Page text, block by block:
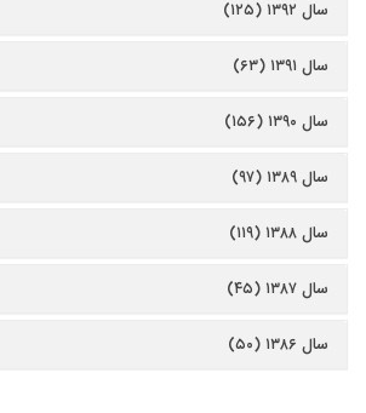
سال ۱۳۹۲ (۱۲۵)
سال ۱۳۹۱ (۶۳)
سال ۱۳۹۰ (۱۵۶)
سال ۱۳۸۹ (۹۷)
سال ۱۳۸۸ (۱۱۹)
سال ۱۳۸۷ (۴۵)
سال ۱۳۸۶ (۵۰)